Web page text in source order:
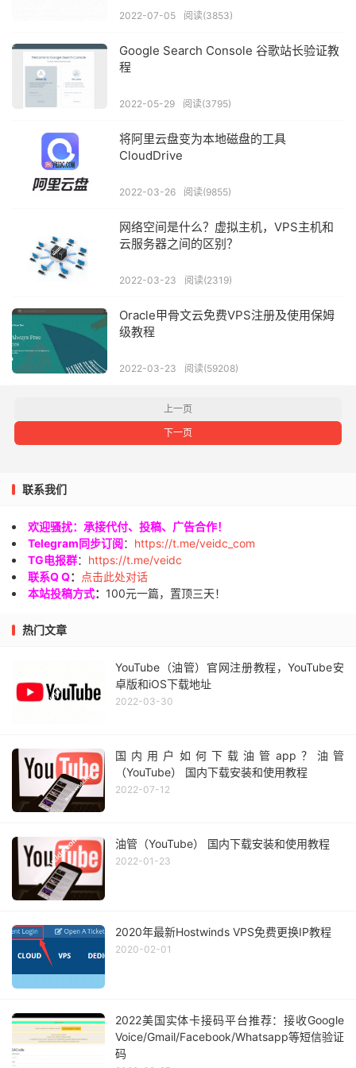
2022-07-05 阅读(3853)
Google Search Console 谷歌站长验证教
程
2022-05-29 阅读(3795)
将阿里云盘变为本地磁盘的工具
CloudDrive
2022-03-26 阅读(9855)
网络空间是什么？虚拟主机，VPS主机和
云服务器之间的区别？
2022-03-23 阅读(2319)
Oracle甲骨文云免费VPS注册及使用保姆
级教程
2022-03-23 阅读(59208)
上一页
下一页
联系我们
欢迎骚扰：承接代付、投稿、广告合作！
Telegram同步订阅： https://t.me/veidc_com
TG电报群： https://t.me/veidc
联系Q Q：
点击此处对话
本站投稿方式： 100元一篇，置顶三天！
热门文章
YouTube（油管）官网注册教程，YouTube安
卓版和iOS下载地址
2022-03-30
国内用户如何下载油管app？油管
（YouTube） 国内下载安装和使用教程
2022-07-12
油管（YouTube） 国内下载安装和使用教程
2022-01-23
2020年最新Hostwinds VPS免费更换IP教程
2020-02-01
2022美国实体卡接码平台推荐：接收Google
Voice/Gmail/Facebook/Whatsapp等短信验证
码